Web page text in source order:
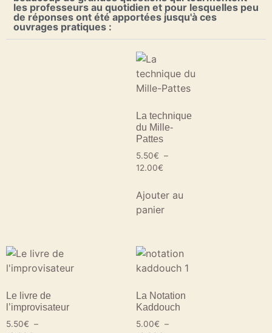
les professeurs au quotidien et pour lesquelles peu
de réponses ont été apportées jusqu'à ces
ouvrages pratiques :
La technique
du Mille-
Pattes
5.50€ –
12.00€
Ajouter au
panier
Le livre de
l’improvisateur
5.50€ –
La Notation
Kaddouch
5.00€ –